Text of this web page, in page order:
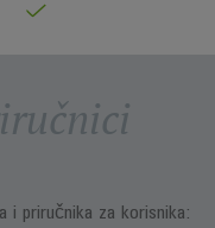
i priručnika za korisnika: